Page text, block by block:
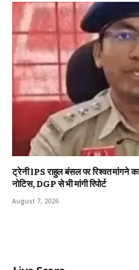
ट्रेनी IPS राहुल बंसल पर रिश्वत मांगने
नोटिस, DGP से भी मांगी रिपोर्ट
August 7, 2026